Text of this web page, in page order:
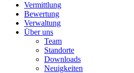
Vermittlung
Bewertung
Verwaltung
Über uns
Team
Standorte
Downloads
Neuigkeiten